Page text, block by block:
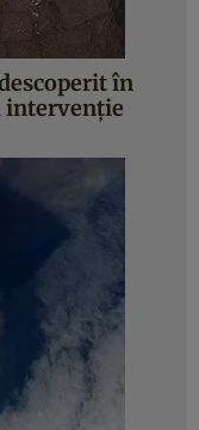
în
intervenţie